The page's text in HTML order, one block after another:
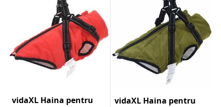
vidaXL Haina pentru
vidaXL Haina pentru